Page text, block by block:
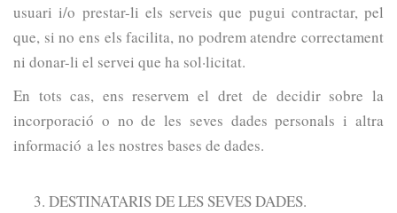
usuari i/o prestar-li els serveis que pugui contractar, pel
que, si no ens els facilita, no podrem atendre correctament
ni donar-li el servei que ha sol·licitat.
En tots cas, ens reservem el dret de decidir sobre la
incorporació o no de les seves dades personals i altra
informació a les nostres bases de dades.
DESTINATARIS DE LES SEVES DADES.